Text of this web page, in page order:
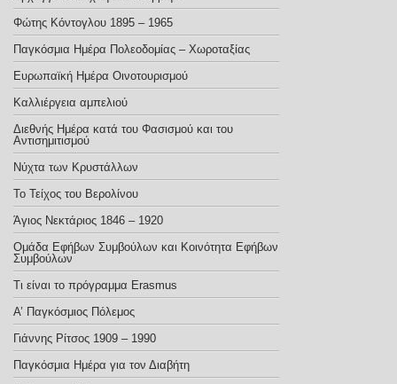
Φώτης Κόντογλου 1895 – 1965
Παγκόσμια Ημέρα Πολεοδομίας – Χωροταξίας
Ευρωπαϊκή Ημέρα Οινοτουρισμού
Καλλιέργεια αμπελιού
Διεθνής Ημέρα κατά του Φασισμού και του
Αντισημιτισμού
Νύχτα των Κρυστάλλων
Το Τείχος του Βερολίνου
Άγιος Νεκτάριος 1846 – 1920
Ομάδα Εφήβων Συμβούλων και Κοινότητα Εφήβων
Συμβούλων
Τι είναι το πρόγραμμα Erasmus
Α’ Παγκόσμιος Πόλεμος
Γιάννης Ρίτσος 1909 – 1990
Παγκόσμια Ημέρα για τον Διαβήτη